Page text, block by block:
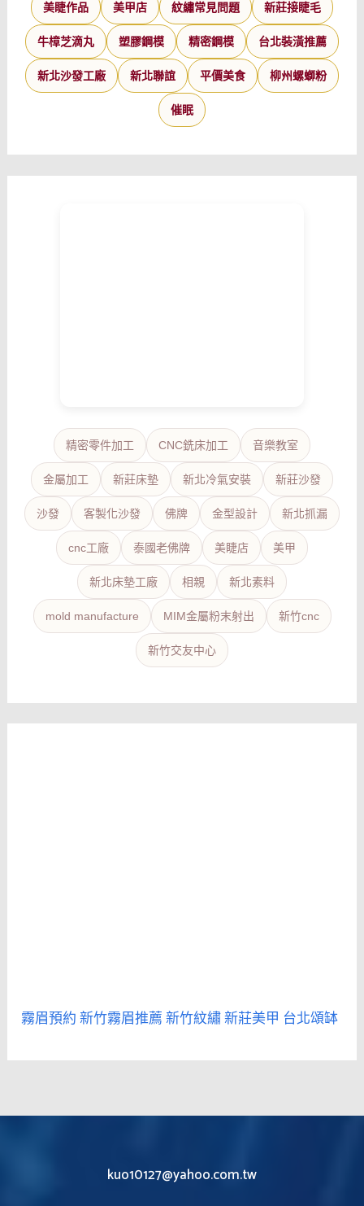
美睫作品 美甲店 紋繡常見問題 新莊接睫毛
牛樟芝滴丸 塑膠鋼模 精密鋼模 台北裝潢推薦
新北沙發工廠 新北聯誼 平價美食 柳州螺螄粉
催眠
精密零件加工 CNC銑床加工 音樂教室
金屬加工 新莊床墊 新北冷氣安裝 新莊沙發
沙發 客製化沙發 佛牌 金型設計 新北抓漏
cnc工廠 泰國老佛牌 美睫店 美甲
新北床墊工廠 相親 新北素料
mold manufacture MIM金屬粉末射出 新竹cnc
新竹交友中心
霧眉預約新竹霧眉推薦新竹紋繡新莊美甲 台北頌缽
kuo10127@yahoo.com.tw